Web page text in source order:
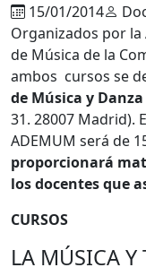
15/01/2014
Organizados por la
de Música de la
ambos cursos se
de Música y
31. 28007 Madrid).
ADEMUM será de
proporcionará
los docentes que
CURSOS
LA MÚSICA Y